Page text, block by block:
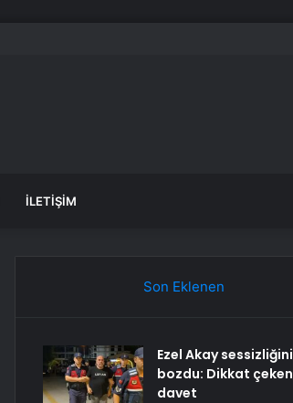
İLETIŞIM
Son Eklenen
Ezel Akay sessizliğini
bozdu: Dikkat çeken
davet